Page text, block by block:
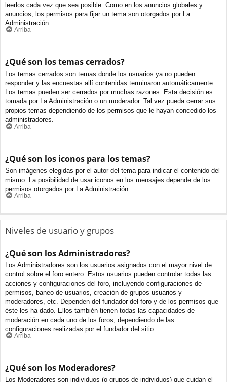
leerlos cada vez que sea posible. Como en los anuncios globales y
anuncios, los permisos para fijar un tema son otorgados por La
Administración.
Arriba
¿Qué son los temas cerrados?
Los temas cerrados son temas donde los usuarios ya no pueden
responder y las encuestas allí contenidas terminaron automáticamente.
Los temas pueden ser cerrados por muchas razones. Esta decisión es
tomada por La Administración o un moderador. Tal vez pueda cerrar sus
propios temas dependiendo de los permisos que le hayan concedido los
administradores.
Arriba
¿Qué son los iconos para los temas?
Son imágenes elegidas por el autor del tema para indicar el contenido del
mismo. La posibilidad de usar iconos en los mensajes depende de los
permisos otorgados por La Administración.
Arriba
Niveles de usuario y grupos
¿Qué son los Administradores?
Los Administradores son los usuarios asignados con el mayor nivel de
control sobre el foro entero. Estos usuarios pueden controlar todas las
acciones y configuraciones del foro, incluyendo configuraciones de
permisos, baneo de usuarios, creación de grupos usuarios y
moderadores, etc. Dependen del fundador del foro y de los permisos que
éste les ha dado. Ellos también tienen todas las capacidades de
moderación en cada uno de los foros, dependiendo de las
configuraciones realizadas por el fundador del sitio.
Arriba
¿Qué son los Moderadores?
Los Moderadores son individuos (o grupos de individuos) que cuidan el